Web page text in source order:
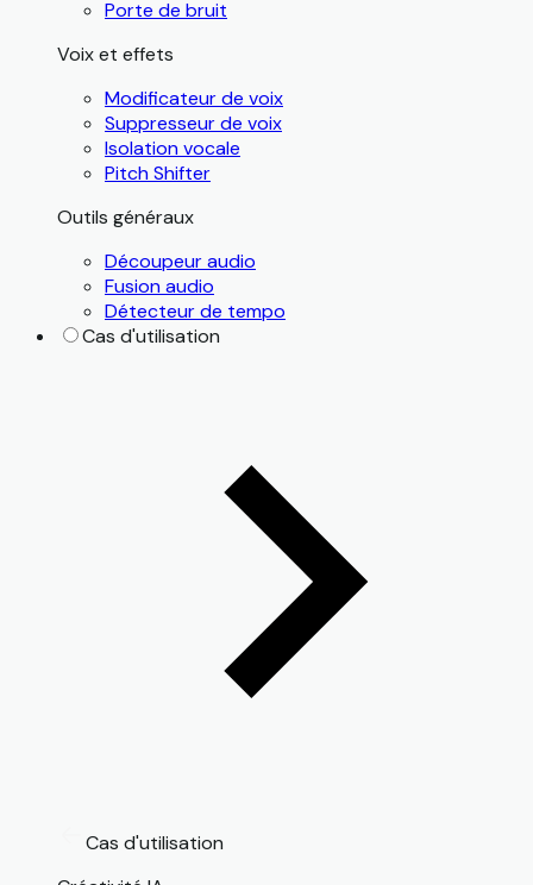
Porte de bruit
Voix et effets
Modificateur de voix
Suppresseur de voix
Isolation vocale
Pitch Shifter
Outils généraux
Découpeur audio
Fusion audio
Détecteur de tempo
Cas d'utilisation
Cas d'utilisation